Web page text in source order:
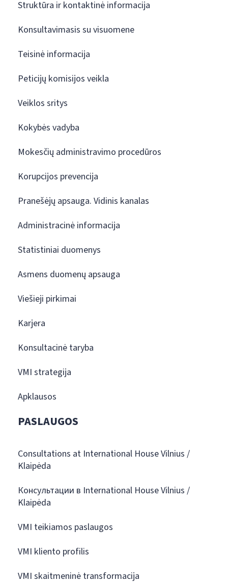
Struktūra ir kontaktinė informacija
Konsultavimasis su visuomene
Teisinė informacija
Peticijų komisijos veikla
Veiklos sritys
Kokybės vadyba
Mokesčių administravimo procedūros
Korupcijos prevencija
Pranešėjų apsauga. Vidinis kanalas
Administracinė informacija
Statistiniai duomenys
Asmens duomenų apsauga
Viešieji pirkimai
Karjera
Konsultacinė taryba
VMI strategija
Apklausos
PASLAUGOS
Consultations at International House Vilnius /
Klaipėda
Консультации в International House Vilnius /
Klaipėda
VMI teikiamos paslaugos
VMI kliento profilis
VMI skaitmeninė transformacija